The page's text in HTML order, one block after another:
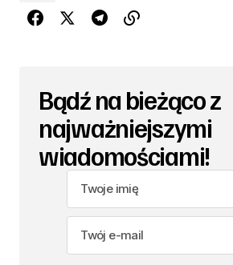
Bądź na bieżąco z
najważniejszymi
wiadomościami!